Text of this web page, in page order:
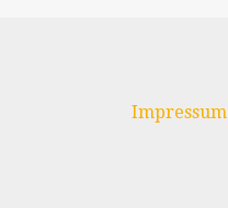
Impressum